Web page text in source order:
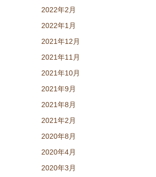
2022年2月
2022年1月
2021年12月
2021年11月
2021年10月
2021年9月
2021年8月
2021年2月
2020年8月
2020年4月
2020年3月